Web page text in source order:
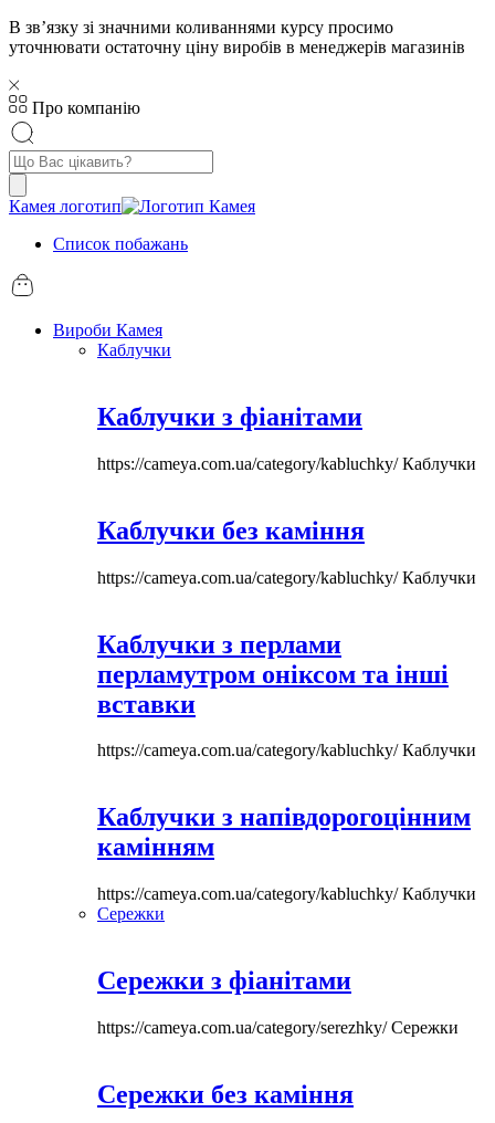
В звʼязку зі значними коливаннями курсу просимо
уточнювати остаточну ціну виробів в менеджерів магазинів
Про компанію
Пошук
товарів
Камея логотип
Список побажань
Вироби Камея
Каблучки
Каблучки з фіанітами
https://cameya.com.ua/category/kabluchky/Каблучки
Каблучки без каміння
https://cameya.com.ua/category/kabluchky/Каблучки
Каблучки з перлами
перламутром оніксом та інші
вставки
https://cameya.com.ua/category/kabluchky/Каблучки
Каблучки з напівдорогоцінним
камінням
https://cameya.com.ua/category/kabluchky/Каблучки
Сережки
Сережки з фіанітами
https://cameya.com.ua/category/serezhky/Сережки
Сережки без каміння